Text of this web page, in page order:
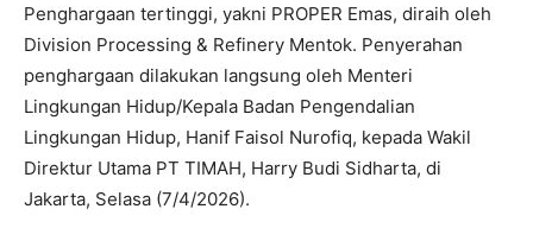
Penghargaan tertinggi, yakni PROPER Emas, diraih oleh
Division Processing & Refinery Mentok. Penyerahan
penghargaan dilakukan langsung oleh Menteri
Lingkungan Hidup/Kepala Badan Pengendalian
Lingkungan Hidup, Hanif Faisol Nurofiq, kepada Wakil
Direktur Utama PT TIMAH, Harry Budi Sidharta, di
Jakarta, Selasa (7/4/2026).